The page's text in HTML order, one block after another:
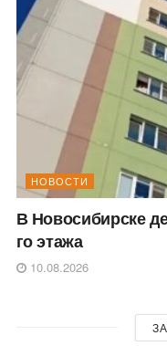
НОВОСТИ
В Новосибирске
го этажа
10.08.2026